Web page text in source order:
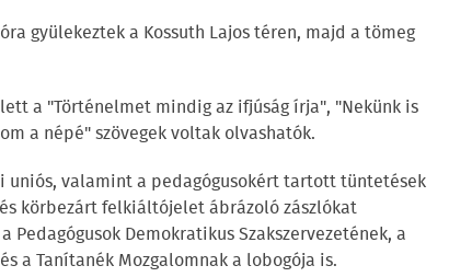
gyülekeztek a Kossuth Lajos téren, majd a tömeg
a "Történelmet mindig az ifjúság írja", "Nekünk is
a népé" szövegek voltak olvashatók.
uniós, valamint a pedagógusokért tartott tüntetések
körbezárt felkiáltójelet ábrázoló zászlókat
Demokratikus Szakszervezetének, a
a Tanítanék Mozgalomnak a lobogója is.